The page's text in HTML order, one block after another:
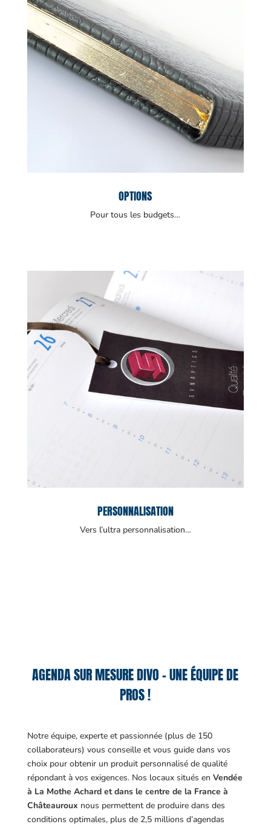
OPTIONS
Pour tous les budgets…
PERSONNALISATION
Vers l’ultra personnalisation…
AGENDA SUR MESURE DIVO – UNE ÉQUIPE DE
PROS !
Notre équipe, experte et passionnée (plus de 150
collaborateurs) vous conseille et vous guide dans vos
choix pour obtenir un produit personnalisé de qualité
répondant à vos exigences. Nos locaux situés en Vendée
à La Mothe Achard et dans le centre de la France à
Châteauroux nous permettent de produire dans des
conditions optimales, plus de 2,5 millions d’agendas